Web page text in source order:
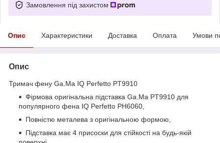
Замовлення під захистом
Опис Характеристики Доставка Оплата Умови
Опис
Тримач фену Ga.Ma IQ Perfetto PT9910
Фірмова оригінальна підставка Ga.Ma PT9910 для
популярного фена IQ Perfetto PH6060,
Повністю металева з оригінальною формою,
Підставка має 4 присоски для стійкості на будь-якій